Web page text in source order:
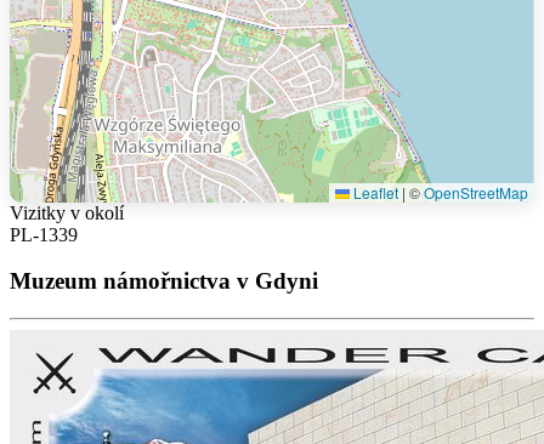
Leaflet | ©OpenStreetMap
Vizitky v okolí
PL-1339
Muzeum námořnictva v Gdyni